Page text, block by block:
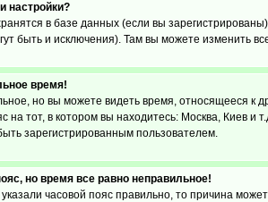
настройки?
в базе данных (если вы
быть и исключения). Там вы можете изменить
время!
но вы можете видеть время, относящееся к
на тот, в котором вы находитесь: Москва, Киев
зарегистрированным пользователем.
но время все равно неправильное!
часовой пояс правильно, то причина